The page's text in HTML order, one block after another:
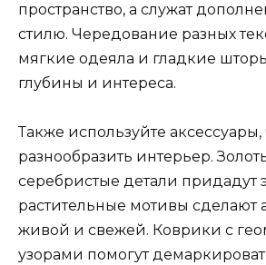
пространство, а служат
стилю. Чередование разных
мягкие одеяла и гладкие
глубины и интереса.
Также используйте аксессуары,
разнообразить интерьер.
серебристые детали придадут
растительные мотивы сделают
живой и свежей. Коврики с
узорами помогут